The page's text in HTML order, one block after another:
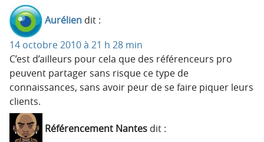
Aurélien dit :
14 octobre 2010 à 21 h 28 min
C’est d’ailleurs pour cela que des référenceurs pro
peuvent partager sans risque ce type de
connaissances, sans avoir peur de se faire piquer leurs
clients.
Référencement Nantes dit :